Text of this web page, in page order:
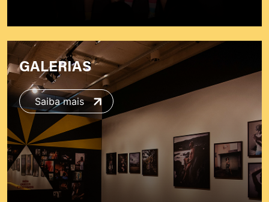
GALERIAS
Saiba mais